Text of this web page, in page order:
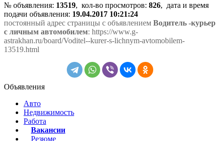
№ объявления: 13519, кол-во просмотров: 826, дата и время
подачи объявления: 19.04.2017 10:21:24
постоянный адрес страницы с объявлением Водитель -курьер
с личным автомобилем: https://www.g-
astrakhan.ru/board/Voditel--kurer-s-lichnym-avtomobilem-
13519.html
Объявления
Авто
Недвижимость
Работа
Вакансии
Резюме